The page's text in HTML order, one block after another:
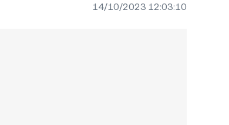
14/10/2023 12:03:10